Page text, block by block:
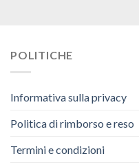
POLITICHE
Informativa sulla privacy
Politica di rimborso e reso
Termini e condizioni